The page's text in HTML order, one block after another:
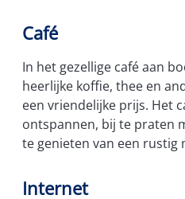
Café
In het gezellige café aan
heerlijke koffie, thee en
een vriendelijke prijs. Het
ontspannen, bij te praten
te genieten van een rustig
Internet